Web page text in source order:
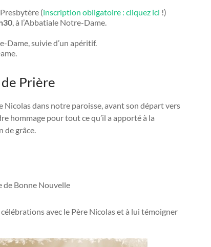
(inscription obligatoire : cliquez ici !)
, à l’Abbatiale Notre-Dame.
Dame, suivie d’un apéritif.
Prière
Nicolas dans notre paroisse, avant son départ vers
hommage pour tout ce qu’il a apporté à la
de grâce.
Bonne Nouvelle
avec le Père Nicolas et à lui témoigner